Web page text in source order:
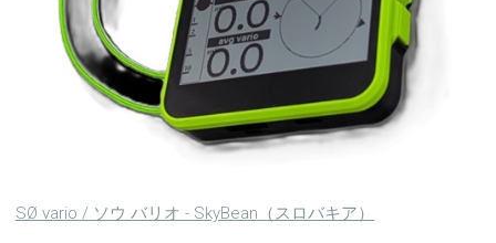
SØ vario / ソウ バリオ - SkyBean（スロバキア）